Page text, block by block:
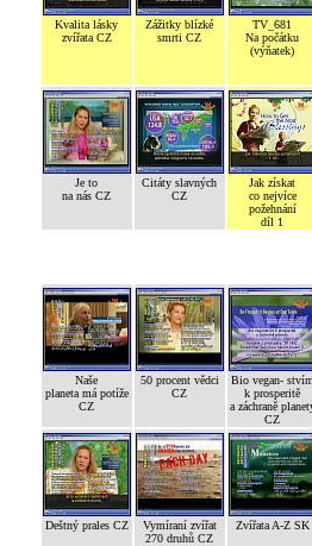
Kvalita lásky
zvířata CZ
Zážitky blízké
smrti CZ
TV_681
Na počátku
(výňatek)
Je to
na nás CZ
Citáty slavných
CZ
Jak získat
co nejvíce
požehnání
díl 1
Naše
planeta má potíže
CZ
50 procent vědci
CZ
Bio vegan- stvím
k prosperitě
a záchraně
CZ
Deštný prales CZ
Vymíraní zvířat
270 druhů CZ
Zvířata A-Z SK